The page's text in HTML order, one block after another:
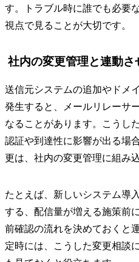
す。トラブル時に誰でも必要
視点で見ることが大切です。
社内の変更管理と連動さ
送信元システムの追加やドメ
発生すると、メールリレーサ
なることがあります。こうし
認証や到達性に影響が出る場
更は、社内の変更管理に組み
たとえば、新しいシステム導
する、配信量が増える施策前
前確認の流れを決めておくと
定時には、こうした変更相談